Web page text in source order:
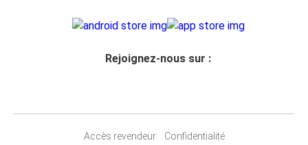
Rejoignez-nous sur :
Accès revendeur Confidentialité